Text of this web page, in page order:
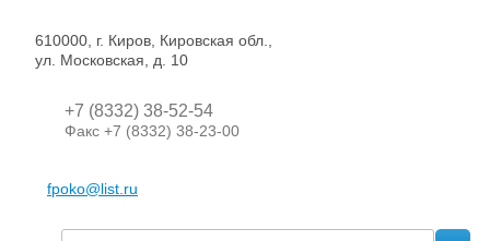
610000, г. Киров, Кировская обл.,
ул. Московская, д. 10
+7 (8332) 38-52-54
Факс +7 (8332) 38-23-00
fpoko@list.ru